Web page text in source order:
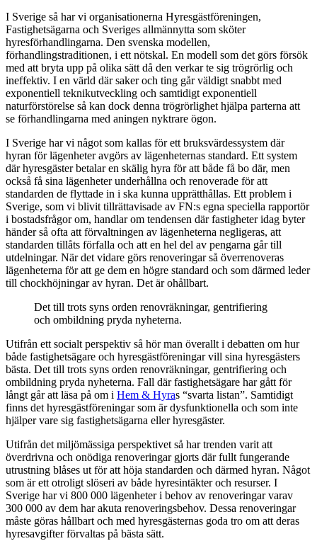
I Sverige så har vi organisationerna Hyresgästföreningen,
Fastighetsägarna och Sveriges allmännytta som sköter
hyresförhandlingarna. Den svenska modellen,
förhandlingstraditionen, i ett nötskal. En modell som det görs försök
med att bryta upp på olika sätt då den verkar te sig trögrörlig och
ineffektiv. I en värld där saker och ting går väldigt snabbt med
exponentiell teknikutveckling och samtidigt exponentiell
naturförstörelse så kan dock denna trögrörlighet hjälpa parterna att
se förhandlingarna med aningen nyktrare ögon.
I Sverige har vi något som kallas för ett bruksvärdessystem där
hyran för lägenheter avgörs av lägenheternas standard. Ett system
där hyresgäster betalar en skälig hyra för att både få bo där, men
också få sina lägenheter underhållna och renoverade för att
standarden de flyttade in i ska kunna upprätthållas. Ett problem i
Sverige, som vi blivit tillrättavisade av FN:s egna speciella rapportör
i bostadsfrågor om, handlar om tendensen där fastigheter idag byter
händer så ofta att förvaltningen av lägenheterna negligeras, att
standarden tillåts förfalla och att en hel del av pengarna går till
utdelningar. När det vidare görs renoveringar så överrenoveras
lägenheterna för att ge dem en högre standard och som därmed leder
till chockhöjningar av hyran. Det är ohållbart.
Det till trots syns orden renovräkningar, gentrifiering
och ombildning pryda nyheterna.
Utifrån ett socialt perspektiv så hör man överallt i debatten om hur
både fastighetsägare och hyresgästföreningar vill sina hyresgästers
bästa. Det till trots syns orden renovräkningar, gentrifiering och
ombildning pryda nyheterna. Fall där fastighetsägare har gått för
långt går att läsa på om i Hem & Hyras “svarta listan”. Samtidigt
finns det hyresgästföreningar som är dysfunktionella och som inte
hjälper vare sig fastighetsägarna eller hyresgäster.
Utifrån det miljömässiga perspektivet så har trenden varit att
överdrivna och onödiga renoveringar gjorts där fullt fungerande
utrustning blåses ut för att höja standarden och därmed hyran. Något
som är ett otroligt slöseri av både hyresintäkter och resurser. I
Sverige har vi 800 000 lägenheter i behov av renoveringar varav
300 000 av dem har akuta renoveringsbehov. Dessa renoveringar
måste göras hållbart och med hyresgästernas goda tro om att deras
hyresavgifter förvaltas på bästa sätt.